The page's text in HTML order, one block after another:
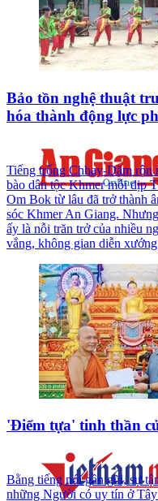
Bảo tồn nghệ thuật
hóa thành động lực
Tiếng trống Chhay-Dăm rộn
bào dân tộc Khmer mỗi dịp
Om Bok từ lâu đã trở thành
sóc Khmer An Giang.
ấy là nỗi trăn trở của nhiều
vắng, không gian diễn
'Điểm tựa' tinh thần
Bằng tiếng nói gần gũi, sự
những Người có uy tín ở